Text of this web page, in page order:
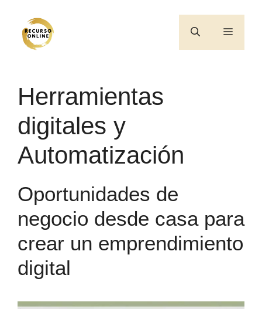
contenido
Menú
Herramientas
digitales y
Automatización
Oportunidades de
negocio desde casa para
crear un emprendimiento
digital